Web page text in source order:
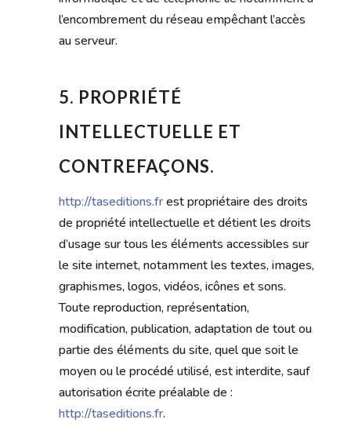
l’encombrement du réseau empêchant l’accès
au serveur.
5. PROPRIÉTÉ
INTELLECTUELLE ET
CONTREFAÇONS.
http://taseditions.frest propriétaire des droits
de propriété intellectuelle et détient les droits
d’usage sur tous les éléments accessibles sur
le site internet, notamment les textes, images,
graphismes, logos, vidéos, icônes et sons.
Toute reproduction, représentation,
modification, publication, adaptation de tout ou
partie des éléments du site, quel que soit le
moyen ou le procédé utilisé, est interdite, sauf
autorisation écrite préalable de :
http://taseditions.fr.